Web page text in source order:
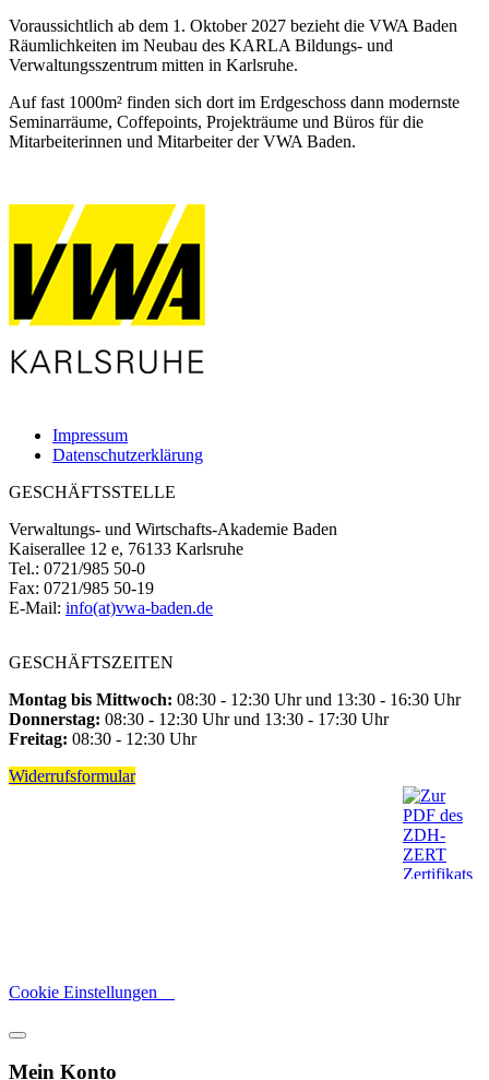
Voraussichtlich ab dem 1. Oktober 2027 bezieht die VWA Baden
Räumlichkeiten im Neubau des KARLA Bildungs- und
Verwaltungsszentrum mitten in Karlsruhe.
Auf fast 1000m² finden sich dort im Erdgeschoss dann modernste
Seminarräume, Coffepoints, Projekträume und Büros für die
Mitarbeiterinnen und Mitarbeiter der VWA Baden.
Impressum
Datenschutzerklärung
GESCHÄFTSSTELLE
Verwaltungs- und Wirtschafts-Akademie Baden
Kaiserallee 12 e, 76133 Karlsruhe
Tel.: 0721/985 50-0
Fax: 0721/985 50-19
E-Mail: info(at)vwa-baden.de
GESCHÄFTSZEITEN
Montag bis Mittwoch: 08:30 - 12:30 Uhr und 13:30 - 16:30 Uhr
Donnerstag: 08:30 - 12:30 Uhr und 13:30 - 17:30 Uhr
Freitag: 08:30 - 12:30 Uhr
Widerrufsformular
Cookie Einstellungen
Mein Konto